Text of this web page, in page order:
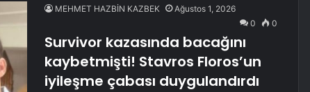
MEHMET HAZBİN KAZBEK
Ağustos 1, 2026
0
0
Survivor kazasında bacağını
kaybetmişti! Stavros Floros’un
iyileşme çabası duygulandırdı